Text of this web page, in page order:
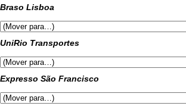
Braso Lisboa
UniRio Transportes
Expresso São Francisco